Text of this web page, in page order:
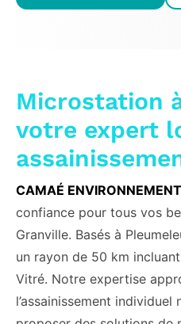
Microstation
votre expert
CAMAÉ ENVIRONNEMENT
confiance pour tous vos
Granville. Basés à
un rayon de 50 km
Vitré. Notre expertise
l’assainissement